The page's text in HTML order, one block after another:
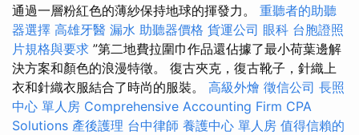
通過一層粉紅色的薄紗保持地球的揮發力。 重聽者的助聽
器選擇 高雄牙醫 漏水 助聽器價格 貨運公司 眼科 台胞證照
片規格與要求 ”第二地費拉圍巾作品還佔據了最小荷葉邊解
決方案和顏色​​的浪漫特徵。 復古夾克，復古靴子，針織上
衣和針織衣服結合了時尚的服裝。 高級外燴 徵信公司 長照
中心 單人房 Comprehensive Accounting Firm CPA
Solutions 產後護理 台中律師 養護中心 單人房 值得信賴的